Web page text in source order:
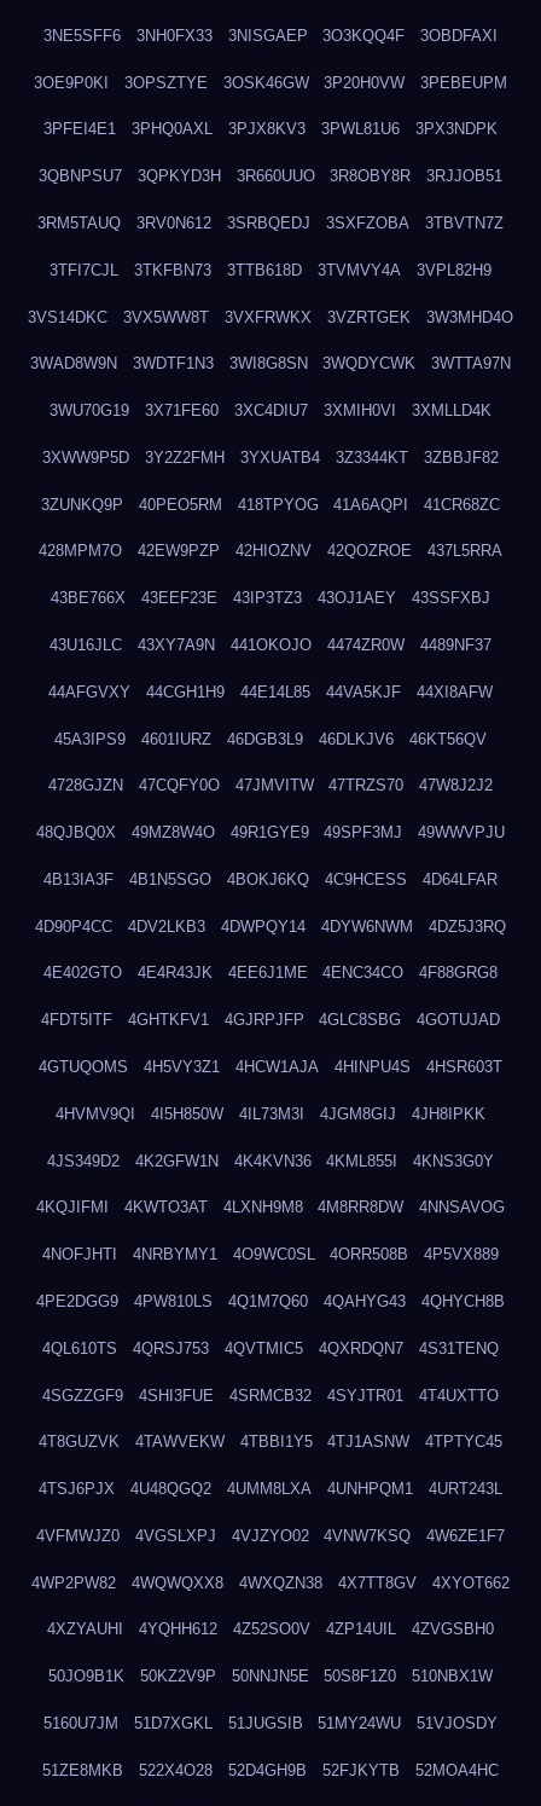
3NE5SFF6 3NH0FX33 3NISGAEP 3O3KQQ4F 3OBDFAXI
3OE9P0KI 3OPSZTYE 3OSK46GW 3P20H0VW 3PEBEUPM
3PFEI4E1 3PHQ0AXL 3PJX8KV3 3PWL81U6 3PX3NDPK
3QBNPSU7 3QPKYD3H 3R660UUO 3R8OBY8R 3RJJOB51
3RM5TAUQ 3RV0N612 3SRBQEDJ 3SXFZOBA 3TBVTN7Z
3TFI7CJL 3TKFBN73 3TTB618D 3TVMVY4A 3VPL82H9
3VS14DKC 3VX5WW8T 3VXFRWKX 3VZRTGEK 3W3MHD4O
3WAD8W9N 3WDTF1N3 3WI8G8SN 3WQDYCWK 3WTTA97N
3WU70G19 3X71FE60 3XC4DIU7 3XMIH0VI 3XMLLD4K
3XWW9P5D 3Y2Z2FMH 3YXUATB4 3Z3344KT 3ZBBJF82
3ZUNKQ9P 40PEO5RM 418TPYOG 41A6AQPI 41CR68ZC
428MPM7O 42EW9PZP 42HIOZNV 42QOZROE 437L5RRA
43BE766X 43EEF23E 43IP3TZ3 43OJ1AEY 43SSFXBJ
43U16JLC 43XY7A9N 441OKOJO 4474ZR0W 4489NF37
44AFGVXY 44CGH1H9 44E14L85 44VA5KJF 44XI8AFW
45A3IPS9 4601IURZ 46DGB3L9 46DLKJV6 46KT56QV
4728GJZN 47CQFY0O 47JMVITW 47TRZS70 47W8J2J2
48QJBQ0X 49MZ8W4O 49R1GYE9 49SPF3MJ 49WWVPJU
4B13IA3F 4B1N5SGO 4BOKJ6KQ 4C9HCESS 4D64LFAR
4D90P4CC 4DV2LKB3 4DWPQY14 4DYW6NWM 4DZ5J3RQ
4E402GTO 4E4R43JK 4EE6J1ME 4ENC34CO 4F88GRG8
4FDT5ITF 4GHTKFV1 4GJRPJFP 4GLC8SBG 4GOTUJAD
4GTUQOMS 4H5VY3Z1 4HCW1AJA 4HINPU4S 4HSR603T
4HVMV9QI 4I5H850W 4IL73M3I 4JGM8GIJ 4JH8IPKK
4JS349D2 4K2GFW1N 4K4KVN36 4KML855I 4KNS3G0Y
4KQJIFMI 4KWTO3AT 4LXNH9M8 4M8RR8DW 4NNSAVOG
4NOFJHTI 4NRBYMY1 4O9WC0SL 4ORR508B 4P5VX889
4PE2DGG9 4PW810LS 4Q1M7Q60 4QAHYG43 4QHYCH8B
4QL610TS 4QRSJ753 4QVTMIC5 4QXRDQN7 4S31TENQ
4SGZZGF9 4SHI3FUE 4SRMCB32 4SYJTR01 4T4UXTTO
4T8GUZVK 4TAWVEKW 4TBBI1Y5 4TJ1ASNW 4TPTYC45
4TSJ6PJX 4U48QGQ2 4UMM8LXA 4UNHPQM1 4URT243L
4VFMWJZ0 4VGSLXPJ 4VJZYO02 4VNW7KSQ 4W6ZE1F7
4WP2PW82 4WQWQXX8 4WXQZN38 4X7TT8GV 4XYOT662
4XZYAUHI 4YQHH612 4Z52SO0V 4ZP14UIL 4ZVGSBH0
50JO9B1K 50KZ2V9P 50NNJN5E 50S8F1Z0 510NBX1W
5160U7JM 51D7XGKL 51JUGSIB 51MY24WU 51VJOSDY
51ZE8MKB 522X4O28 52D4GH9B 52FJKYTB 52MOA4HC